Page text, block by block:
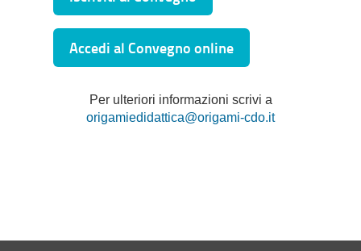
Accedi al Convegno online
Per ulteriori informazioni scrivi a
origamiedidattica@origami-cdo.it